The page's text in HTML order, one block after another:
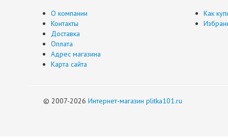
О компании
Контакты
Доставка
Оплата
Адрес магазина
Карта сайта
Как
© 2007-2026 Интернет-магазин plitka101.ru